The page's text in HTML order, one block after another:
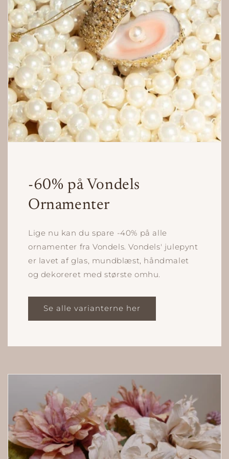
-60% på Vondels
Ornamenter
Lige nu kan du spare -40% på alle
ornamenter fra Vondels. Vondels' julepynt
er lavet af glas, mundblæst, håndmalet
og dekoreret med største omhu.
Se alle varianterne her